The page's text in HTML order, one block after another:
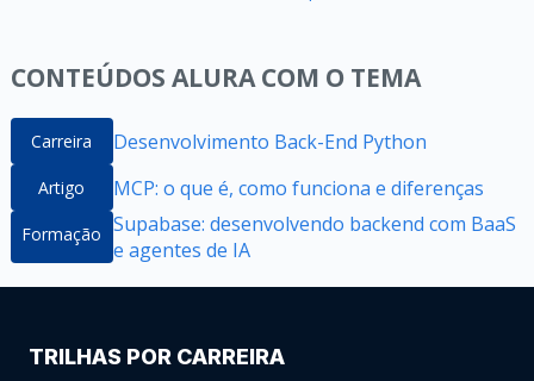
CONTEÚDOS ALURA COM O TEMA
Carreira Desenvolvimento Back-End Python
Artigo MCP: o que é, como funciona e diferenças
Formação Supabase: desenvolvendo backend com BaaS
e agentes de IA
TRILHAS POR CARREIRA